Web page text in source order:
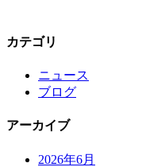
カテゴリ
ニュース
ブログ
アーカイブ
2026年6月